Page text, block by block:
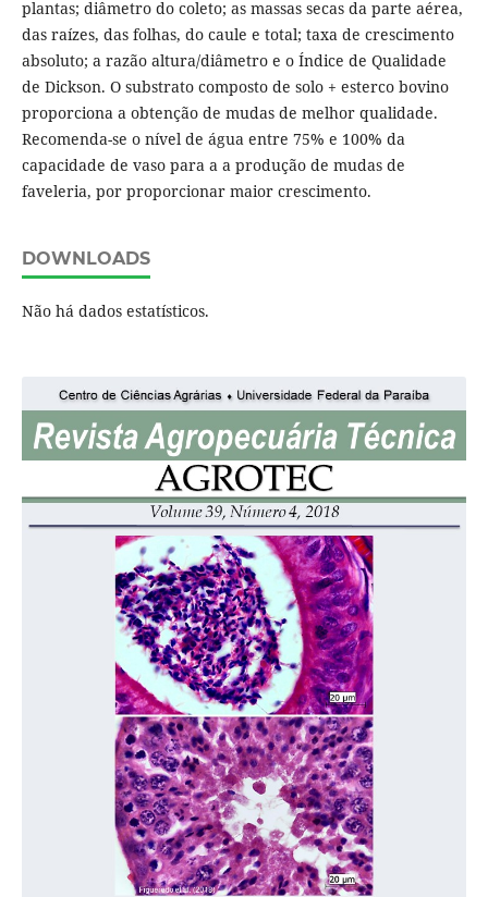
plantas; diâmetro do coleto; as massas secas da parte aérea,
das raízes, das folhas, do caule e total; taxa de crescimento
absoluto; a razão altura/diâmetro e o Índice de Qualidade
de Dickson. O substrato composto de solo + esterco bovino
proporciona a obtenção de mudas de melhor qualidade.
Recomenda-se o nível de água entre 75% e 100% da
capacidade de vaso para a a produção de mudas de
faveleria, por proporcionar maior crescimento.
DOWNLOADS
Não há dados estatísticos.